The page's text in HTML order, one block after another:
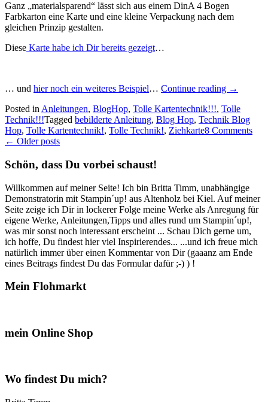
Ganz „materialsparend“ lässt sich aus einem DinA 4 Bogen
Farbkarton eine Karte und eine kleine Verpackung nach dem
gleichen Prinzip gestalten.
Diese Karte habe ich Dir bereits gezeigt…
… und hier noch ein weiteres Beispiel… Continue reading „Der
Technik
Blog
Hop:
→
Posted in Anleitungen, BlogHop, Tolle Kartentechnik!!!, Tolle
Technik!!!Tagged bebilderte Anleitung, Blog Hop, Technik Blog
Hop, Tolle Kartentechnik!, Tolle Technik!, Ziehkarte8 Comments
Posts
← Older posts
Schön, dass Du vorbei schaust!
Willkommen auf meiner Seite! Ich bin Britta Timm, unabhängige
Demonstratorin mit Stampin´up! aus Altenholz bei Kiel. Auf meiner
Seite zeige ich Dir in lockerer Folge meine Werke als Anregung für
eigene Werke, Anleitungen,Tipps und alles rund um Stampin´up!,
was mir sonst noch interessant erscheint ... Schau Dich gerne um,
ich hoffe, Du findest hier viel Inspirierendes... ...und ich freue mich
natürlich immer über einen Kommentar von Dir (gaaanz am Ende
eines Beitrags findest Du das Formular dafür ;-) ) !
Mein Flohmarkt
mein Online Shop
Wo findest Du mich?